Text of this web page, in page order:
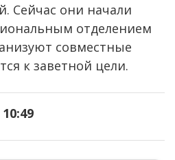
Сейчас они начали
отделением
совместные
к заветной цели.